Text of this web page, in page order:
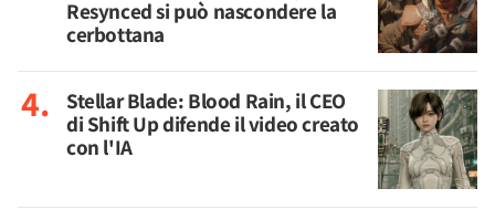
Resynced si può nascondere la
cerbottana
Stellar Blade: Blood Rain, il CEO
di Shift Up difende il video creato
con l'IA